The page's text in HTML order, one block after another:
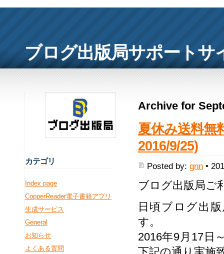
ブログ出版局サポートサ
Archive for
夏休み送料無
2016/9/25)
Posted by: gnn•
ブログ出版局ご
日頃ブログ出
す。
2016年9月17日
カテゴリ
Index page
CopperReader電子書籍アプリ
生成サービス
General
お知らせ
よくある質問